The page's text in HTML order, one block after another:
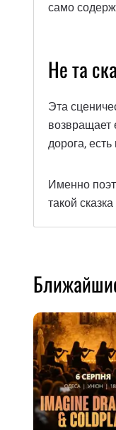
само
Не та
Эта
возвращает
дорога,
Именно
такой